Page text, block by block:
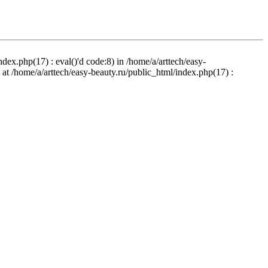
: eval()'d code:8) in /home/a/arttech/easy-
/home/a/arttech/easy-beauty.ru/public_html/index.php(17) :